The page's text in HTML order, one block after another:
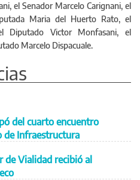
el Senador Marcelo Carignani, el
Maria del Huerto Rato, el
Diputado Victor Monfasani, el
Marcelo Dispacuale.
del cuarto encuentro
de Infraestructura
de Vialidad recibió al